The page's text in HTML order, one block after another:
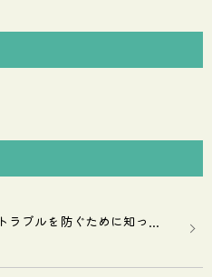
ラブルを防ぐために知っ...